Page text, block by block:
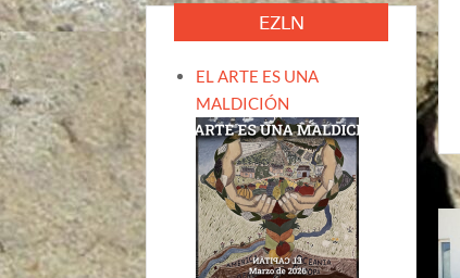
EZLN
EL ARTE ES UNA
MALDICIÓN